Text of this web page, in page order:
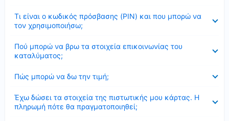
Τι είναι ο κωδικός πρόσβασης (PIN) και που μπορώ να
τον χρησιμοποιήσω;
Πού μπορώ να βρω τα στοιχεία επικοινωνίας του
καταλύματος;
Πώς μπορώ να δω την τιμή;
Έχω δώσει τα στοιχεία της πιστωτικής μου κάρτας. Η
πληρωμή πότε θα πραγματοποιηθεί;